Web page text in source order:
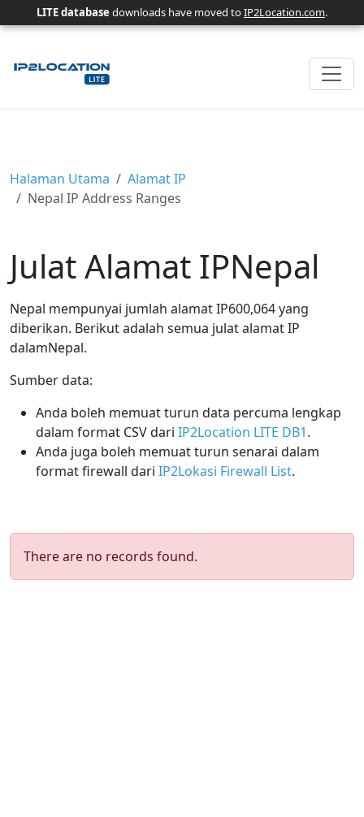
LITE database downloads have moved toIP2Location.com.
Halaman Utama
Alamat IP
Nepal IP Address Ranges
Julat Alamat IPNepal
Nepal mempunyai jumlah alamat IP600,064 yang
diberikan. Berikut adalah semua julat alamat IP
dalamNepal.
Sumber data:
Anda boleh memuat turun data percuma lengkap
dalam format CSV dari IP2Location LITE DB1.
Anda juga boleh memuat turun senarai dalam
format firewall dari IP2Lokasi Firewall List.
There are no records found.